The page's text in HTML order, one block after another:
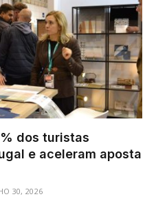
dos turistas
e aceleram aposta
30, 2026